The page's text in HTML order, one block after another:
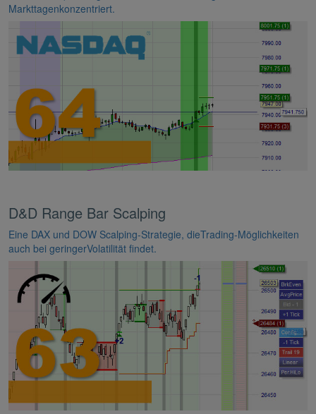
Markttagenkonzentriert.
D&D Range Bar Scalping
Eine DAX und DOW Scalping-Strategie, dieTrading-Möglichkeiten
auch bei geringerVolatilität findet.